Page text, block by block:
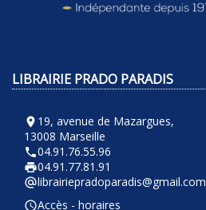
LIBRAIRIE PRADO PARADIS
room 19, avenue de Mazargues,
13008 Marseille
phone04.91.76.55.96
local_printshop04.91.77.81.91
alternate_emaillibrairiepradoparadis@gmail.com
query_builderAccès - horaires